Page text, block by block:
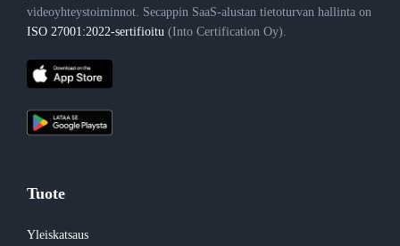
videoyhteystoiminnot. Secappin SaaS-alustan tietoturvan hallinta on
ISO 27001:2022-sertifioitu(Into Certification Oy).
Tuote
Yleiskatsaus